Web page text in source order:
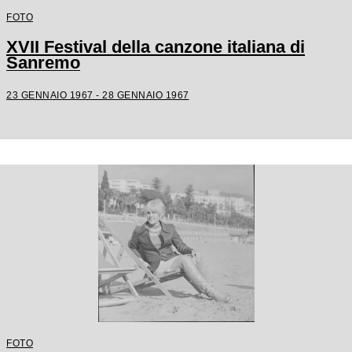
FOTO
XVII Festival della canzone italiana di
Sanremo
23 GENNAIO 1967 - 28 GENNAIO 1967
FOTO